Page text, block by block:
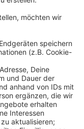
das
Zukünftig
oder ein